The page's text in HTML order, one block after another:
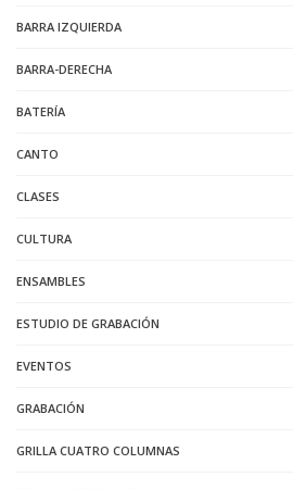
BARRA IZQUIERDA
BARRA-DERECHA
BATERÍA
CANTO
CLASES
CULTURA
ENSAMBLES
ESTUDIO DE GRABACIÓN
EVENTOS
GRABACIÓN
GRILLA CUATRO COLUMNAS